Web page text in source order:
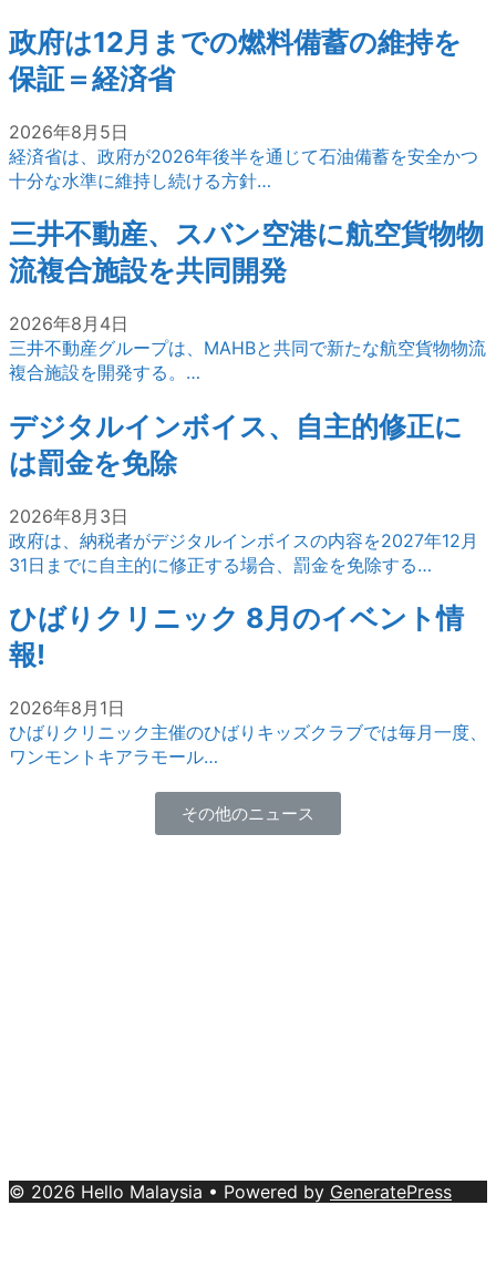
政府は12月までの燃料備蓄の維持を
保証＝経済省
2026年8月5日
経済省は、政府が2026年後半を通じて石油備蓄を安全かつ
十分な水準に維持し続ける方針…
三井不動産、スバン空港に航空貨物物
流複合施設を共同開発
2026年8月4日
三井不動産グループは、MAHBと共同で新たな航空貨物物流
複合施設を開発する。…
デジタルインボイス、自主的修正に
は罰金を免除
2026年8月3日
政府は、納税者がデジタルインボイスの内容を2027年12月
31日までに自主的に修正する場合、罰金を免除する…
ひばりクリニック 8月のイベント情
報!
2026年8月1日
ひばりクリニック主催のひばりキッズクラブでは毎月一度、
ワンモントキアラモール…
その他のニュース
© 2026 Hello Malaysia • Powered by GeneratePress